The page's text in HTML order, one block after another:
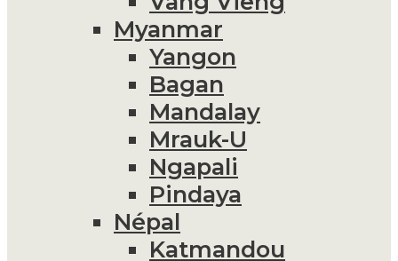
Myanmar
Yangon
Bagan
Mandalay
Mrauk-U
Ngapali
Pindaya
Népal
Katmandou